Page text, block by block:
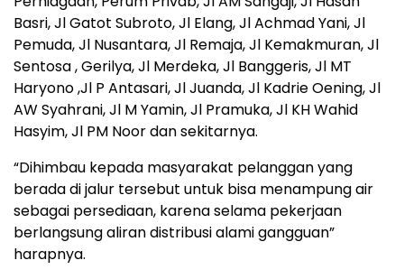
Basri, Jl Gatot Subroto, Jl Elang, Jl Achmad Yani, Jl
Pemuda, Jl Nusantara, Jl Remaja, Jl Kemakmuran, Jl
Sentosa , Gerilya, Jl Merdeka, Jl Banggeris, Jl MT
Haryono ,Jl P Antasari, Jl Juanda, Jl Kadrie Oening, Jl
AW Syahrani, Jl M Yamin, Jl Pramuka, Jl KH Wahid
Hasyim, Jl PM Noor dan sekitarnya.
“Dihimbau kepada masyarakat pelanggan yang
berada di jalur tersebut untuk bisa menampung air
sebagai persediaan, karena selama pekerjaan
berlangsung aliran distribusi alami gangguan”
harapnya.